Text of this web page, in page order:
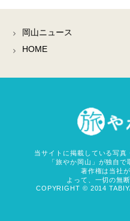
岡山ニュース
HOME
当サイトに掲載している写真
「旅やか岡山」が独自
著作権は当社
よって、一切の無
COPYRIGHT © 2014